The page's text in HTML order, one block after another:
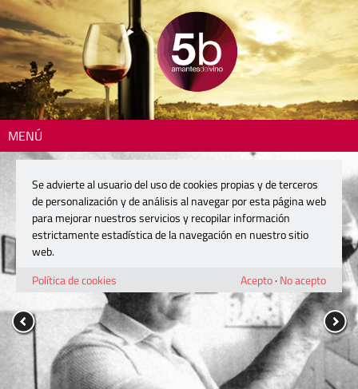
MENÚ
Se advierte al usuario del uso de cookies propias y de terceros
de personalización y de análisis al navegar por esta página web
para mejorar nuestros servicios y recopilar información
estrictamente estadística de la navegación en nuestro sitio
web.
Política de cookies
Acepto· No acepto